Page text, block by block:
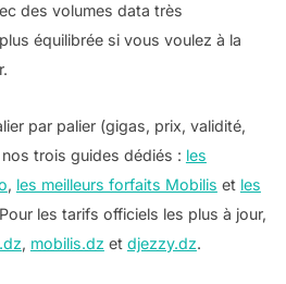
des volumes data très
équilibrée si vous voulez à la
par palier (gigas, prix, validité,
trois guides dédiés : les
, les meilleurs forfaits Mobilis et les
les tarifs officiels les plus à jour,
, mobilis.dz et djezzy.dz.